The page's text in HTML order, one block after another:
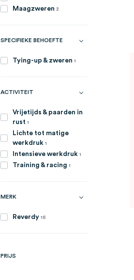
Maagzweren 2
artikelen
SPECIFIEKE BEHOEFTE
Tying-up & zweren 1
ACTIVITEIT
Vrijetijds & paarden in
rust 1
Lichte tot matige
werkdruk 1
Intensieve werkdruk 1
Training & racing 1
MERK
Reverdy 16
artikelen
PRIJS